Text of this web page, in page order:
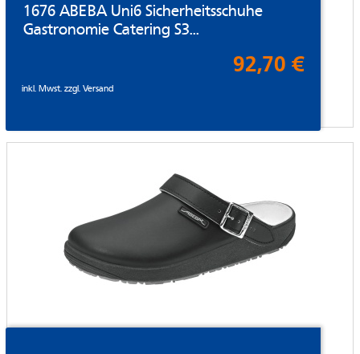
1676 ABEBA Uni6 Sicherheitsschuhe
Gastronomie Catering S3...
92,70 €
inkl. Mwst. zzgl.Versand